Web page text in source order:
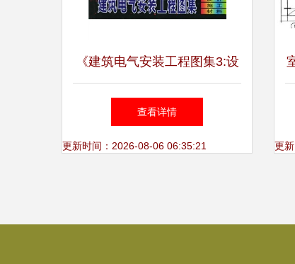
《建筑电气安装工程图集3:设
计·施工·材料》(吕光大)【摘
要 书评 试读】- 京东图书
查看详情
更新时间：2026-08-06 06:35:21 更